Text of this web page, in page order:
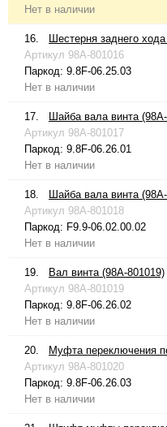
Нет в наличии
16.
Шестерня заднего
Артикул 98A-801016
Паркод: 9.8F-06.25.03
Нет в наличии
17.
Шайба вала винта
Артикул 98A-801017
Паркод: 9.8F-06.26.01
Нет в наличии
18.
Шайба вала винта
Артикул 98A-801018
Паркод: F9.9-06.02.00.02
Нет в наличии
19.
Вал винта (98A-801019)
Артикул 98A-801019
Паркод: 9.8F-06.26.02
Нет в наличии
20.
Муфта переключения
Артикул 98A-801020
Паркод: 9.8F-06.26.03
Нет в наличии